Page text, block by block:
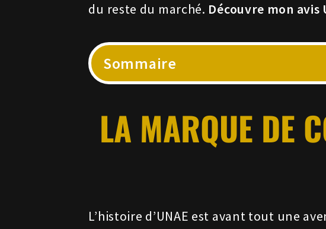
du reste du marché. Découvre mon avis
Sommaire
LA MARQUE DE
L’histoire d’UNAE est avant tout une